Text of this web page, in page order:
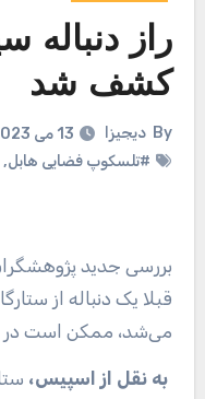
راز دنباله
کشف شد
By دیجیزا
13 می 2023
#تلسکوپ فضایی هابل,
بررسی جدید پژوهشگران اسپانیایی نشان می‌دهد که آنچه
قبلا یک دنباله از
می‌شد، ممکن است در
به نقل از اسپیس،